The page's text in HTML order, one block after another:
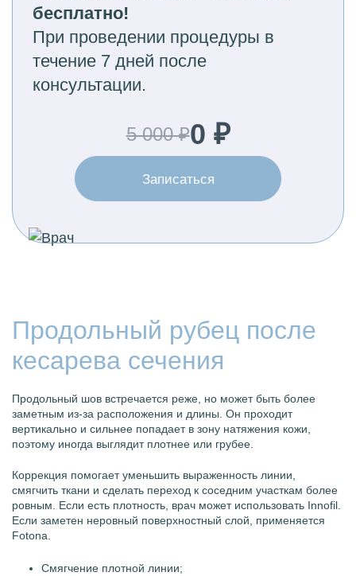
бесплатно!
При проведении процедуры в
течение 7 дней после
консультации.
5 000 ₽0 ₽
Записаться
Продольный рубец после
кесарева сечения
Продольный шов встречается реже, но может быть более
заметным из-за расположения и длины. Он проходит
вертикально и сильнее попадает в зону натяжения кожи,
поэтому иногда выглядит плотнее или грубее.
Коррекция помогает уменьшить выраженность линии,
смягчить ткани и сделать переход к соседним участкам более
ровным. Если есть плотность, врач может использовать Innofil.
Если заметен неровный поверхностный слой, применяется
Fotona.
Смягчение плотной линии;